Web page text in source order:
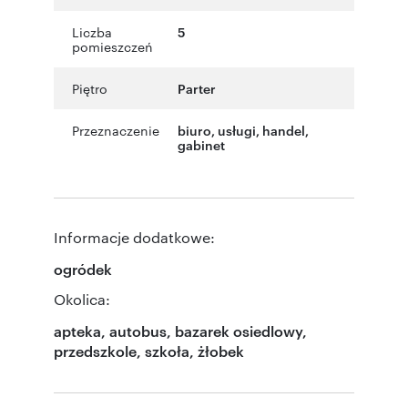
Liczba
pomieszczeń
5
Piętro Parter
Przeznaczenie biuro, usługi, handel,
gabinet
Informacje dodatkowe:
ogródek
Okolica:
apteka, autobus, bazarek osiedlowy,
przedszkole, szkoła, żłobek